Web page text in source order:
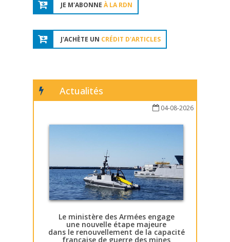
JE M'ABONNE À LA RDN
J'ACHÈTE UN CRÉDIT D'ARTICLES
Actualités
04-08-2026
Le ministère des Armées engage
une nouvelle étape majeure
dans le renouvellement de la capacité
française de guerre des mines